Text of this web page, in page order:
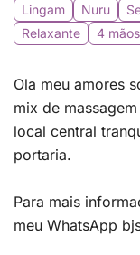
Lingam Nuru
Relaxante
4 mãos
Ola meu amores
mix de
local central
portaria.
Para mais
meu WhatsApp